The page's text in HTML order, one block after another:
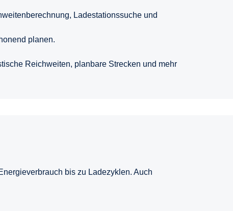
Ladestationssuche und
planen.
Reichweiten, planbare Strecken und mehr
bis zu Ladezyklen. Auch